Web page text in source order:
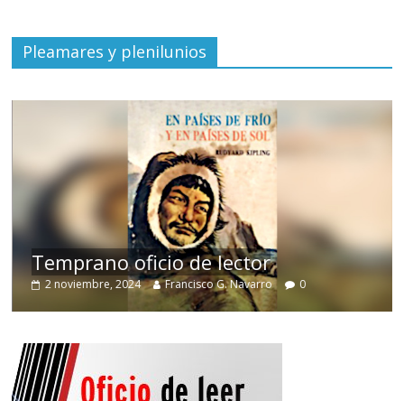
Pleamares y plenilunios
Temprano oficio de lector
2 noviembre, 2024 Francisco G. Navarro 0